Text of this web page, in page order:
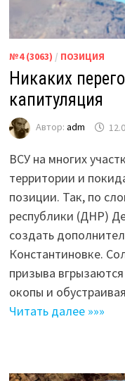
№4 (3063) / ПОЗИЦИЯ
Никаких
капитуляция
Автор: adm
ВСУ на многих
территории и
позиции. Так, по
республики (ДНР)
создать
Константиновке.
призыва
окопы и
Читать далее »»»